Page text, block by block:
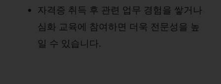
자격증 취득 후 관련 업무 경험을 쌓거나
심화 교육에 참여하면 더욱 전문성을 높
일 수 있습니다.